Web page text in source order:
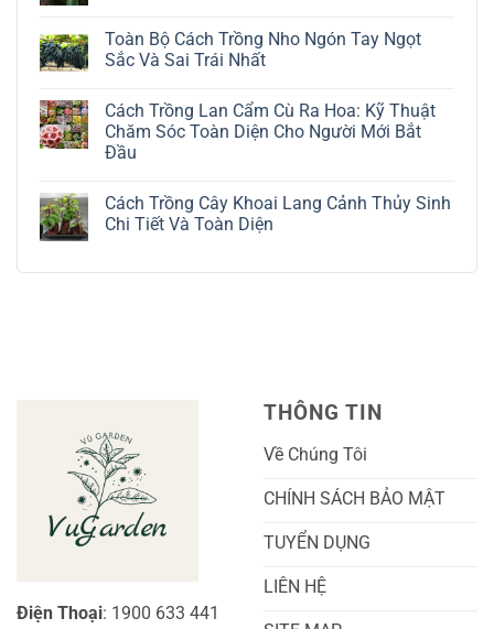
Cây
Đô
La
Thuật
Chăm
Sóc
Lá
Tế
bình
luận
ở
Địa
Lan
Tứ
Thời:
Chi
Tiết
Trồng
Toàn Bộ Cách Trồng Nho Ngón Tay Ngọt
Sắc Và Sai Trái Nhất
bình
luận
ở
Toàn
Trồng
Nho
Ngón
Cách Trồng Lan Cẩm Cù Ra Hoa: Kỹ Thuật
Chăm Sóc Toàn Diện Cho Người Mới Bắt
Đầu
bình
luận
ở
Lan
Cho
Người
Mới
Bắt
Đầu
Cách Trồng Cây Khoai Lang Cảnh Thủy Sinh
Chi Tiết Và Toàn Diện
bình
Chi
Tiết
Và
Toàn
Diện
Điện Thoại: 1900 633 441
THÔNG TIN
Về Chúng Tôi
CHÍNH SÁCH BẢO MẬT
TUYỂN DỤNG
LIÊN HỆ